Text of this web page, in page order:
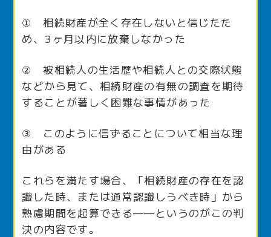
① 相続財産が全く存在しないと信じたた
め、3ヶ月以内に放棄しなかった
② 被相続人の生活歴や相続人との交際状態
などから見て、相続財産の有無の調査を期待
することが著しく困難な事情があった
③ このように信ずることについて相当な理
由がある
これらを満たす場合、「相続財産の存在を認
識した時、または通常認識しうべき時」から
熟慮期間を起算できる——というのがこの判
決の内容です。